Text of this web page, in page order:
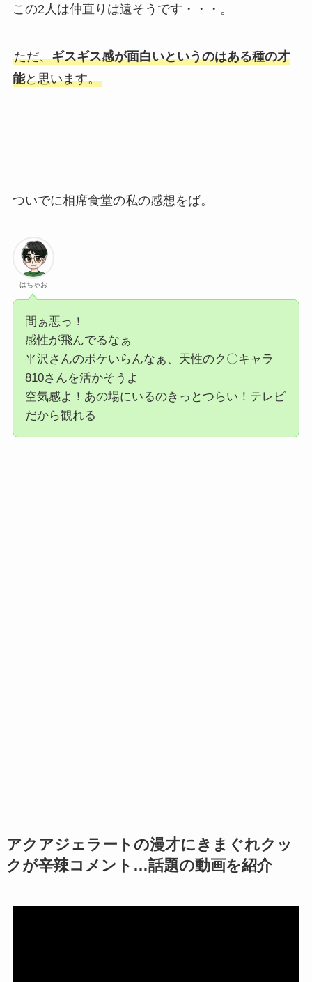
この2人は仲直りは遠そうです・・・。
ただ、ギスギス感が面白いというのはある種の才
能と思います。
ついでに相席食堂の私の感想をば。
はちゃお
間ぁ悪っ！
感性が飛んでるなぁ
平沢さんのボケいらんなぁ、天性のク〇キャラ
810さんを活かそうよ
空気感よ！あの場にいるのきっとつらい！テレビ
だから観れる
アクアジェラートの漫才にきまぐれクッ
クが辛辣コメント…話題の動画を紹介